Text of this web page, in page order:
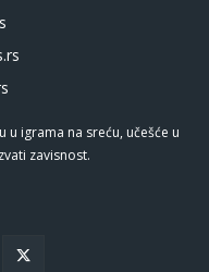
igrama na sreću, učešće u
zavisnost.